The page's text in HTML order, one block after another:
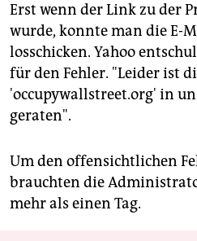
Erst wenn der Link zu der
wurde, konnte man die E-
losschicken. Yahoo
für den Fehler. "Leider ist
'occupywallstreet.org' in
geraten".
Um den offensichtlichen
brauchten die
mehr als einen Tag.